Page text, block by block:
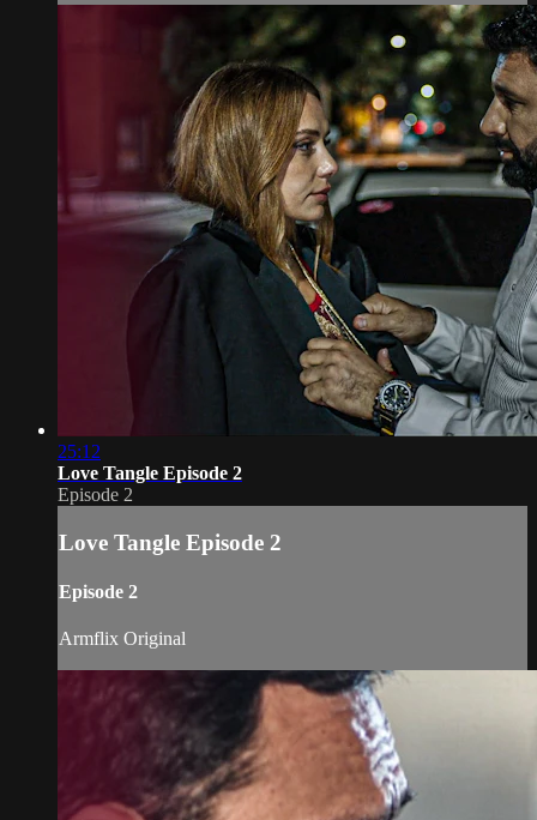
25:12
Love Tangle Episode 2
Episode 2
Love Tangle Episode 2
Episode 2
Armflix Original